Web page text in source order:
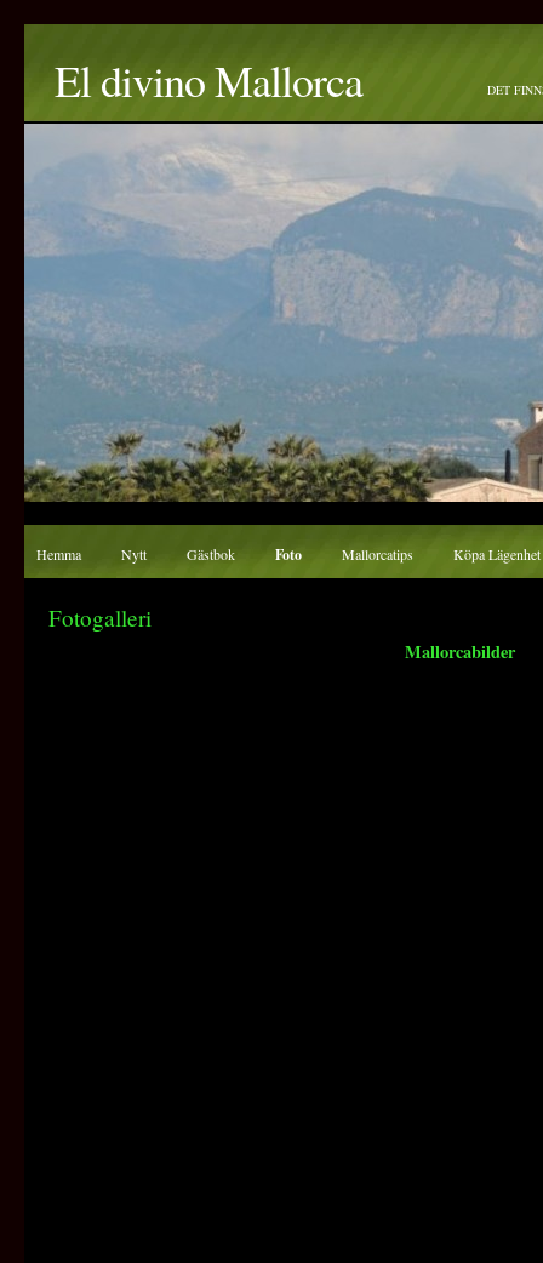
El divino Mallorca DET
Hemma Nytt Gästbok Foto Mallorcatips Köpa Lägenhet
Fotogalleri
Mallorcabilder